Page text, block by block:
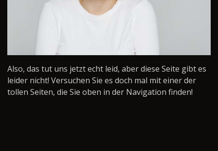
Also, das tut uns jetzt echt leid, aber diese Seite gibt es
leider nicht! Versuchen Sie es doch mal mit einer der
tollen Seiten, die Sie oben in der Navigation finden!